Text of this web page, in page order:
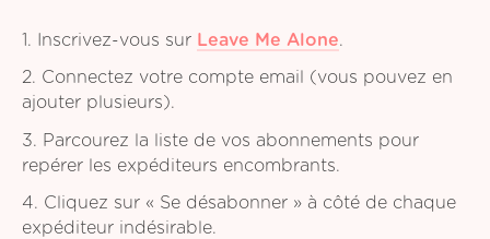
1. Inscrivez-vous sur Leave Me Alone.
2. Connectez votre compte email (vous pouvez en
ajouter plusieurs).
3. Parcourez la liste de vos abonnements pour
repérer les expéditeurs encombrants.
4. Cliquez sur « Se désabonner » à côté de chaque
expéditeur indésirable.